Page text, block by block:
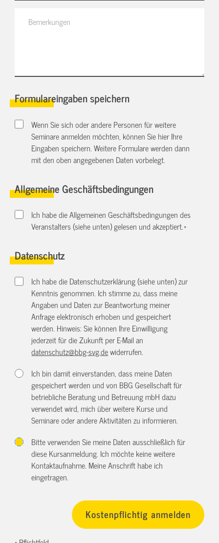
Formulareingaben speichern
Wenn Sie sich oder andere Personen für weitere
Seminare anmelden möchten, können Sie hier Ihre
Eingaben speichern. Weitere Formulare werden dann
mit den oben angegebenen Daten vorbelegt.
Allgemeine Geschäftsbedingungen
Ich habe die Allgemeinen Geschäftsbedingungen des
Veranstalters (siehe unten) gelesen und akzeptiert.*
Datenschutz
Ich habe die Datenschutzerklärung (siehe unten) zur
Kenntnis genommen. Ich stimme zu, dass meine
Angaben und Daten zur Beantwortung meiner
Anfrage elektronisch erhoben und gespeichert
werden. Hinweis: Sie können Ihre Einwilligung
jederzeit für die Zukunft per E-Mail an
datenschutz@bbg-svg.dewiderrufen.
Ich bin damit einverstanden, dass meine Daten
gespeichert werden und von BBG Gesellschaft für
betriebliche Beratung und Betreuung mbH dazu
verwendet wird, mich über weitere Kurse und
Seminare oder andere Aktivitäten zu informieren.
Bitte verwenden Sie meine Daten ausschließlich für
diese Kursanmeldung. Ich möchte keine weitere
Kontaktaufnahme. Meine Anschrift habe ich
eingetragen.